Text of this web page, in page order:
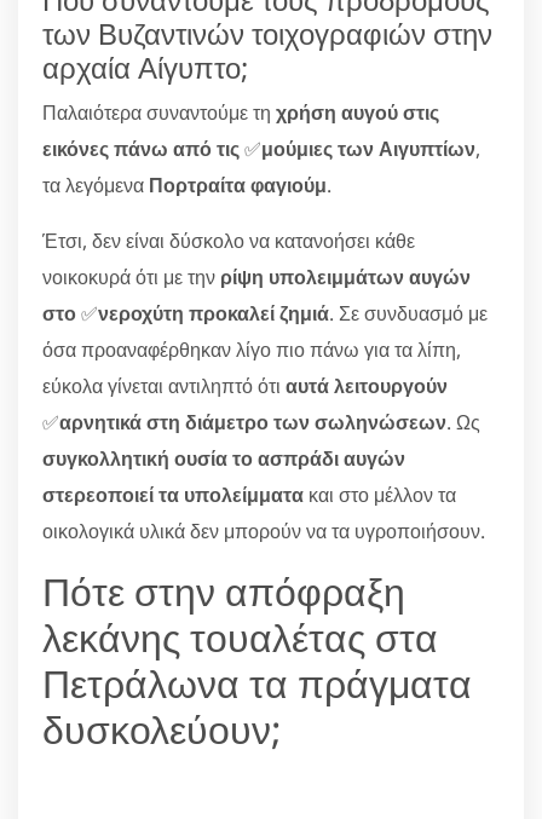
των Βυζαντινών τοιχογραφιών στην
αρχαία Αίγυπτο;
Παλαιότερα συναντούμε τη χρήση αυγού στις
εικόνες πάνω από τις✅μούμιες των Αιγυπτίων,
τα λεγόμενα Πορτραίτα φαγιούμ.
Έτσι, δεν είναι δύσκολο να κατανοήσει κάθε
νοικοκυρά ότι με την ρίψη υπολειμμάτων αυγών
στο✅νεροχύτη προκαλεί ζημιά. Σε συνδυασμό με
όσα προαναφέρθηκαν λίγο πιο πάνω για τα λίπη,
εύκολα γίνεται αντιληπτό ότι αυτά λειτουργούν
✅αρνητικά στη διάμετρο των σωληνώσεων. Ως
συγκολλητική ουσία το ασπράδι αυγών
στερεοποιεί τα υπολείμματα και στο μέλλον τα
οικολογικά υλικά δεν μπορούν να τα υγροποιήσουν.
Πότε στην απόφραξη
λεκάνης τουαλέτας στα
Πετράλωνα τα πράγματα
δυσκολεύουν;